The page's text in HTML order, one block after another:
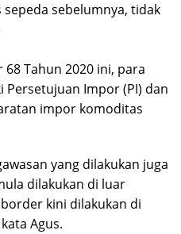
sebelumnya, tidak
Tahun 2020 ini, para
Persetujuan Impor (PI) dan
impor komoditas
yang dilakukan juga
dilakukan di luar
kini dilakukan di
Agus.